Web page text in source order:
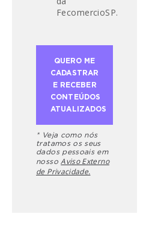
FecomercioSP.
* Veja como nós
tratamos os seus
dados pessoais em
nosso Aviso Externo
de Privacidade.